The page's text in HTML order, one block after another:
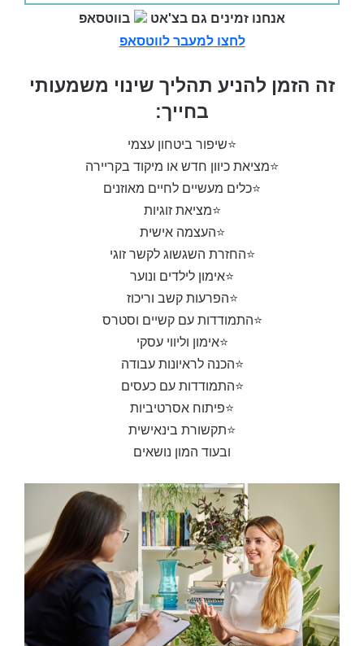
אנחנו זמינים גם בצ'אט
בווטסאפ
לחצו למעבר לווטסאפ
זה הזמן להניע תהליך שינוי משמעותי
בחייך:
⭐שיפור ביטחון עצמי
⭐מציאת כיוון חדש או מיקוד בקריירה
⭐כלים מעשיים לחיים מאוזנים
⭐מציאת זוגיות
⭐העצמה אישית
⭐החזרת השגשוג לקשר זוגי
⭐אימון לילדים ונוער
⭐הפרעות קשב וריכוז
⭐התמודדות עם קשיים וסטרס
⭐אימון וליווי עסקי
⭐הכנה לראיונות עבודה
⭐התמודדות עם כעסים
⭐פיתוח אסרטיביות
⭐תקשורת בינאישית
ובעוד המון נושאים